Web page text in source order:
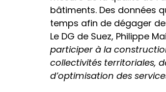
bâtiments. Des données
temps afin de dégager
Le DG de Suez, Philippe
participer à la
collectivités territoriales,
d’optimisation des